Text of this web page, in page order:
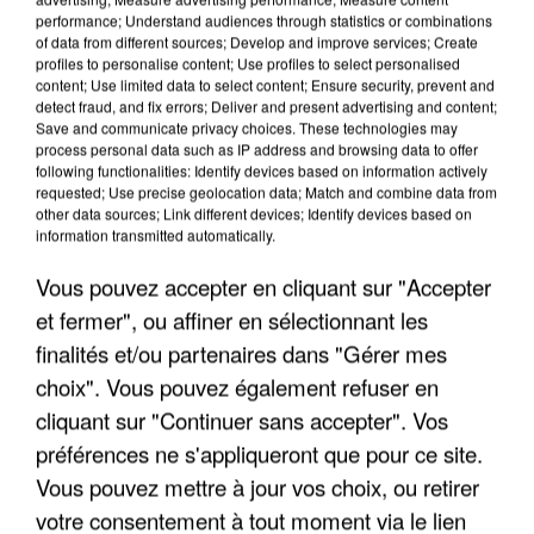
UNE TOURISTE DE L’OISE EMPORTÉE PAR UNE
COULÉE DE BOUE EN HAUTE-SAVOIE
performance; Understand audiences through statistics or combinations
of data from different sources; Develop and improve services; Create
profiles to personalise content; Use profiles to select personalised
content; Use limited data to select content; Ensure security, prevent and
detect fraud, and fix errors; Deliver and present advertising and content;
Save and communicate privacy choices. These technologies may
process personal data such as IP address and browsing data to offer
following functionalities: Identify devices based on information actively
requested; Use precise geolocation data; Match and combine data from
other data sources; Link different devices; Identify devices based on
information transmitted automatically.
Vous pouvez accepter en cliquant sur "Accepter
et fermer", ou affiner en sélectionnant les
finalités et/ou partenaires dans "Gérer mes
choix". Vous pouvez également refuser en
cliquant sur "Continuer sans accepter". Vos
préférences ne s'appliqueront que pour ce site.
Vous pouvez mettre à jour vos choix, ou retirer
votre consentement à tout moment via le lien